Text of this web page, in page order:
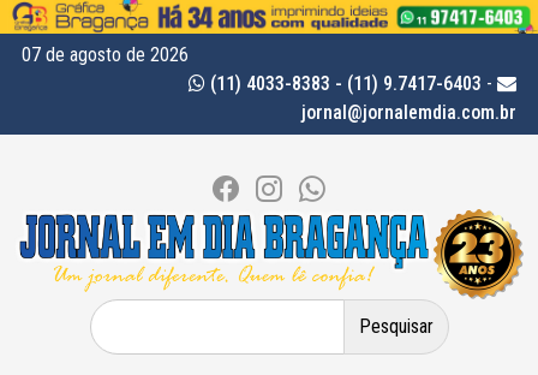
07 de agosto de 2026
(11) 4033-8383 - (11) 9.7417-6403 -
jornal@jornalemdia.com.br
Pesquisar
por: